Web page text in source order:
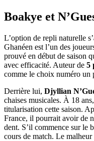
Boakye et
L’option de repli naturelle
Ghanéen est l’un des
prouvé en début de saison
avec efficacité. Auteur de 5
comme le choix numéro un
Derrière lui, Djyllian
chaises musicales. À 18
titularisation cette saison.
France, il pourrait avoir de
dent. S’il commence sur le
cours de match. Le